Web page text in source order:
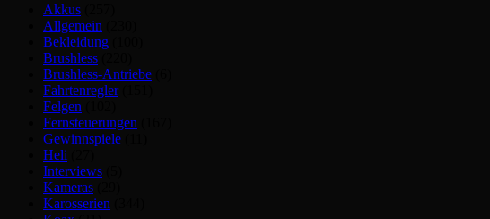
Akkus
Allgemein
Bekleidung
Brushless
Brushless-Antriebe
Fahrtenregler(151)
Felgen
Fernsteuerungen
Gewinnspiele
Heli
Interviews
Kameras
Karosserien